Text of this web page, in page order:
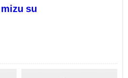
mizu su